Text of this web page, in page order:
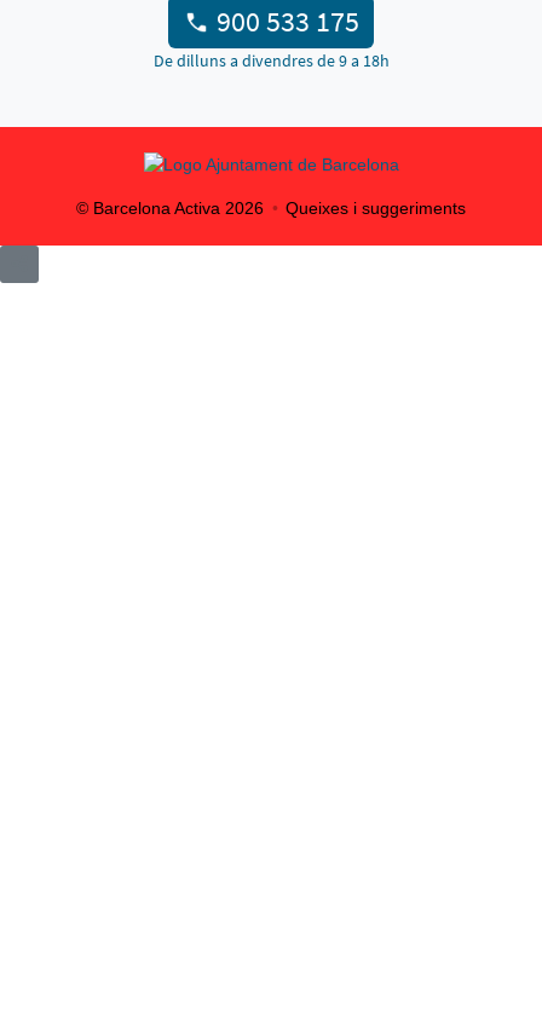
900 533 175
De dilluns a divendres de 9 a 18h
© Barcelona Activa 2026 Queixes i suggeriments